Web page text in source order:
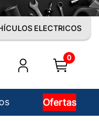
ELECTRICOS
0
Ofertas